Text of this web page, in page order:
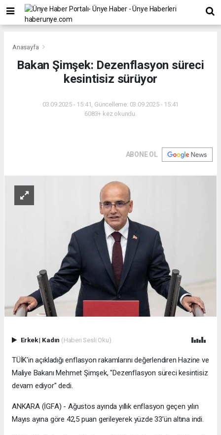
Anasayfa
Bakan Şimşek: Dezenflasyon süreci
kesintisiz sürüyor
03.09.2025 - 15:41, Güncelleme: 03.09.2025 - 15:41
6083+ kez okundu.
ABONE OL
Erkek| Kadın (Haberi Sesli Oku)
TÜİK'in açıkladığı enflasyon rakamlarını değerlendiren Hazine ve
Maliye Bakanı Mehmet Şimşek, "Dezenflasyon süreci kesintisiz
devam ediyor" dedi.
ANKARA (İGFA) - Ağustos ayında yıllık enflasyon geçen yılın
Mayıs ayına göre 42,5 puan gerileyerek yüzde 33’ün altına indi.